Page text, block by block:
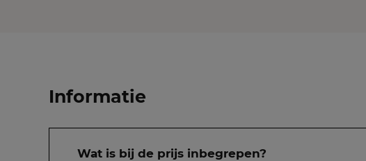
Informatie
Wat is bij de prijs inbegrepen?